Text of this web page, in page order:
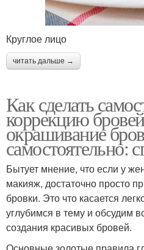
Круглое лицо
читать дальше →
Как сделать
коррекцию
окрашивание
самостоятельно:
Бытует мнение, что если у
макияж, достаточно просто
бровки. Это что касается
углубимся в тему и обсудим
создания красивых бровей.